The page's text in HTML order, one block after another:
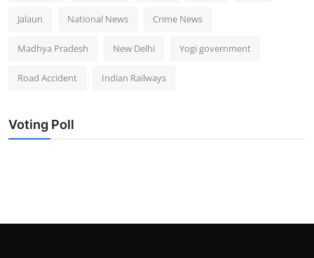
Jalaun National News Crime News
Madhya Pradesh New Delhi Yogi government
Road Accident Indian Railways
Voting Poll